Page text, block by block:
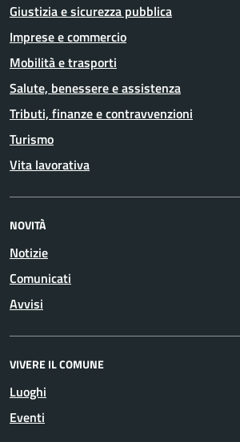
Giustizia e sicurezza pubblica
Imprese e commercio
Mobilità e trasporti
Salute, benessere e assistenza
Tributi, finanze e contravvenzioni
Turismo
Vita lavorativa
NOVITÀ
Notizie
Comunicati
Avvisi
VIVERE IL COMUNE
Luoghi
Eventi